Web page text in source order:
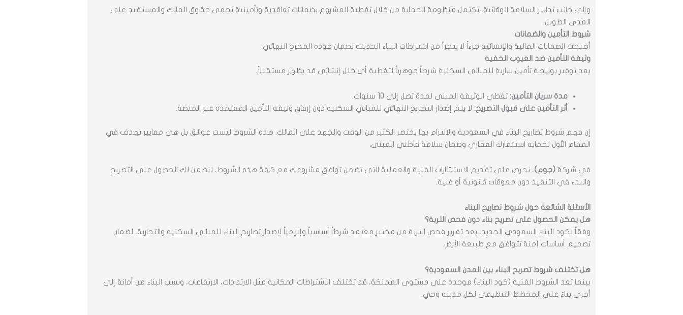
وإلى جانب تدابير السلامة الوقائية، تكتمل منظومة الحماية من خلال تغطية المشروع بضمانات تعاقدية وتأمينية تحمي حقوق المالك والمستفيد على
المدى الطويل.
شروط التأمين والضمانات
أصبحت الضمانات المالية والإنشائية جزءاً لا يتجزأ من اشتراطات البناء الحديثة لضمان جودة المخرج النهائي:
وثيقة التأمين ضد العيوب الخفية
يعد توفير بوليصة تأمين سارية للمباني السكنية شرطاً جوهرياً لتغطية أي خلل إنشائي قد يظهر مستقبلاً.
مدة سريان التأمين: تغطي الوثيقة المبنى لمدة تصل إلى 10 سنوات.
أثر التأمين على قبول التصريح: لا يتم إصدار التصريح النهائي للمباني السكنية دون إرفاق وثيقة التأمين المعتمدة عبر المنصة.
إن فهم شروط تصاريح البناء في السعودية والالتزام بها يختصر الكثير من الوقت والجهد على المالك. هذه الشروط ليست عوائق بل هي معايير تهدف في
المقام الأول لحماية استثمارك العقاري وضمان سلامة قاطني المبنى.
في شركة(جوم)، نحرص على تقديم الاستشارات الفنية والعملية التي تضمن توافق مشروعك مع كافة هذه الشروط، لنضمن لك الحصول على التصريح
والبدء في التنفيذ دون معوقات قانونية أو فنية.
الأسئلة الشائعة حول شروط تصاريح البناء
هل يمكن الحصول على تصريح بناء دون فحص التربة؟
وفقاً لكود البناء السعودي الجديد، يعد تقرير فحص التربة من مختبر معتمد شرطاً أساسياً وإلزامياً لإصدار تصاريح البناء للمباني السكنية والتجارية، لضمان
تصميم أساسات آمنة تتوافق مع طبيعة الأرض.
هل تختلف شروط تصريح البناء بين المدن السعودية؟
بينما تعد الشروط الفنية (كود البناء) موحدة على مستوى المملكة، قد تختلف الاشتراطات المكانية مثل الارتدادات، الارتفاعات، ونسب البناء من أمانة إلى
أخرى بناءً على المخطط التنظيمي لكل مدينة وحي.